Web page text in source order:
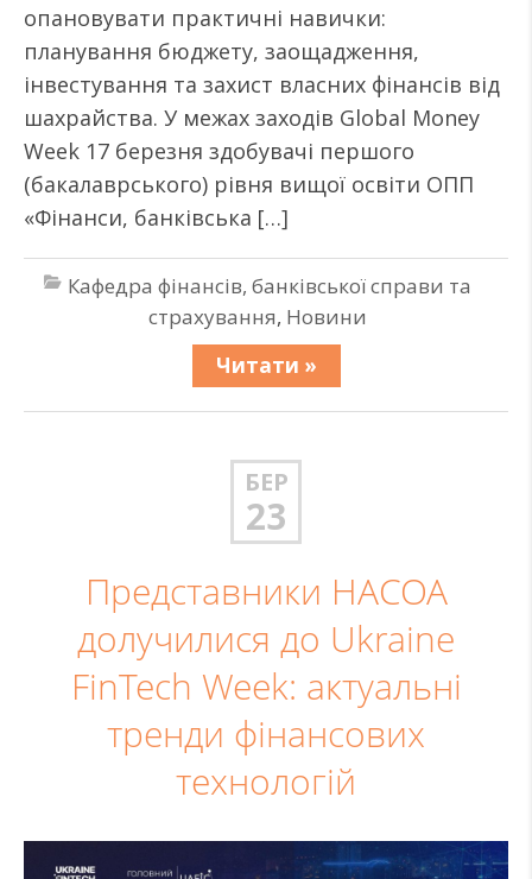
опановувати практичні навички:
планування бюджету, заощадження,
інвестування та захист власних фінансів від
шахрайства. У межах заходів Global Money
Week 17 березня здобувачі першого
(бакалаврського) рівня вищої освіти ОПП
«Фінанси, банківська […]
Кафедра фінансів, банківської справи та
страхування, Новини
Читати »
БЕР
23
Представники НАСОА
долучилися до Ukraine
FinTech Week: актуальні
тренди фінансових
технологій